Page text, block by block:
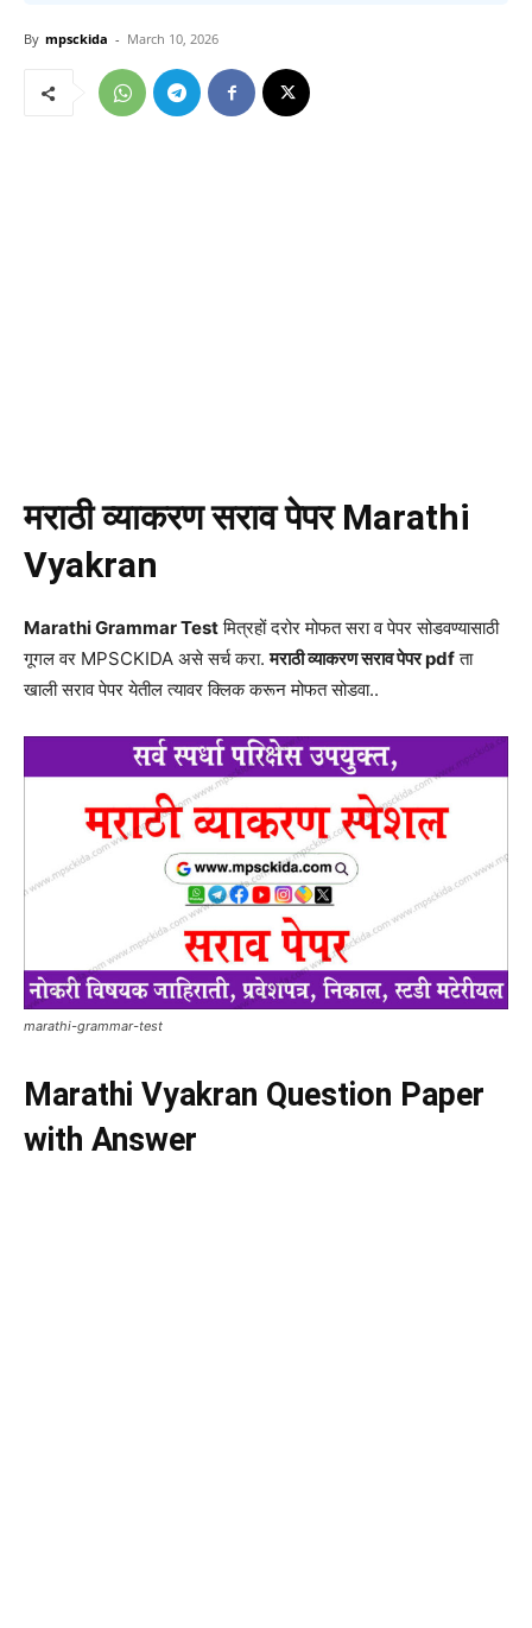
By mpsckida - March 10, 2026
मराठी व्याकरण सराव पेपर Marathi
Vyakran
Marathi Grammar Testमित्रहों दरोर मोफत सरा व पेपर सोडवण्यासाठी
गूगल वर MPSCKIDA असे सर्च करा.मराठी व्याकरण सराव पेपर pdfता
खाली सराव पेपर येतील त्यावर क्लिक करून मोफत सोडवा..
marathi-grammar-test
Marathi Vyakran Question Paper
with Answer